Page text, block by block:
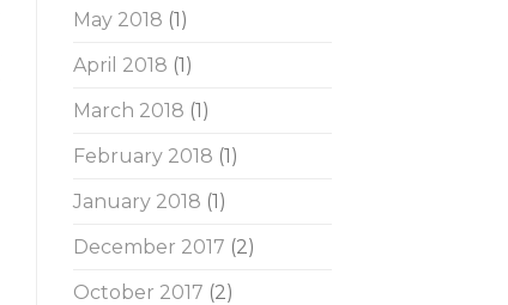
May 2018 (1)
April 2018 (1)
March 2018 (1)
February 2018 (1)
January 2018 (1)
December 2017 (2)
October 2017 (2)